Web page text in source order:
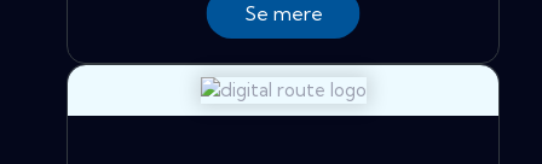
Se mere